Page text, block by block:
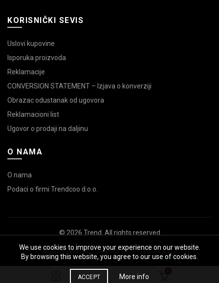
KORISNIČKI SEVIS
Uslovi kupovine
Isporuka proizvoda
Reklamacije
CONVERSION STATEMENT – Izjava o konverziji
Obrazac odustanak od ugovora
Reklamacioni list
Ugovor o prodaji na daljinu
O NAMA
O nama
Podaci o firmi Trendcoo d.o.o.
© 2026 Trend . All rights reserved
Izrada sajtaHappyMedia,Optimizacija sajta
We use cookies to improve your experience on our website.
By browsing this website, you agree to our use of cookies.
ACCEPT More info